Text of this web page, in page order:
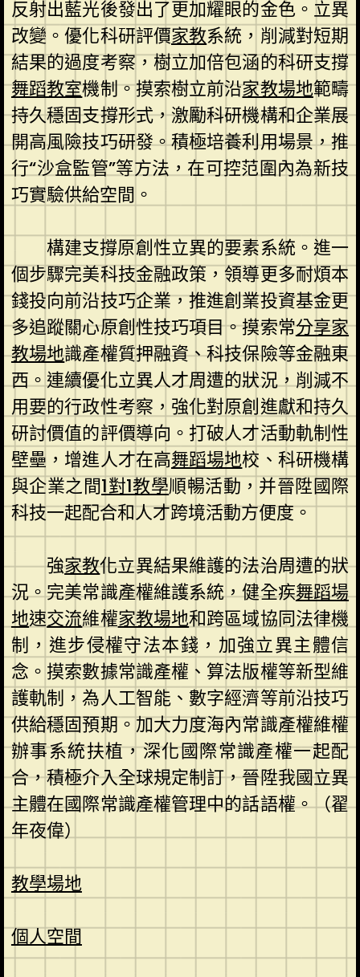
反射出藍光後發出了更加耀眼的金色。立異
改變。優化科研評價家教系統，削減對短期
結果的過度考察，樹立加倍包涵的科研支撐
舞蹈教室機制。摸索樹立前沿家教場地範疇
持久穩固支撐形式，激勵科研機構和企業展
開高風險技巧研發。積極培養利用場景，推
行“沙盒監管”等方法，在可控范圍內為新技
巧實驗供給空間。
構建支撐原創性立異的要素系統。進一
個步驟完美科技金融政策，領導更多耐煩本
錢投向前沿技巧企業，推進創業投資基金更
多追蹤關心原創性技巧項目。摸索常分享家
教場地識產權質押融資、科技保險等金融東
西。連續優化立異人才周遭的狀況，削減不
用要的行政性考察，強化對原創進獻和持久
研討價值的評價導向。打破人才活動軌制性
壁壘，增進人才在高舞蹈場地校、科研機構
與企業之間1對1教學順暢活動，并晉陞國際
科技一起配合和人才跨境活動方便度。
強家教化立異結果維護的法治周遭的狀
況。完美常識產權維護系統，健全疾舞蹈場
地速交流維權家教場地和跨區域協同法律機
制，進步侵權守法本錢，加強立異主體信
念。摸索數據常識產權、算法版權等新型維
護軌制，為人工智能、數字經濟等前沿技巧
供給穩固預期。加大力度海內常識產權維權
辦事系統扶植，深化國際常識產權一起配
合，積極介入全球規定制訂，晉陞我國立異
主體在國際常識產權管理中的話語權。（翟
年夜偉）
教學場地
個人空間